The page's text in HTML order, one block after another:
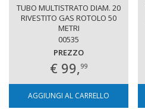
TUBO MULTISTRATO DIAM. 20
RIVESTITO GAS ROTOLO 50
METRI
00535
PREZZO
€ 99,99
AGGIUNGI AL CARRELLO